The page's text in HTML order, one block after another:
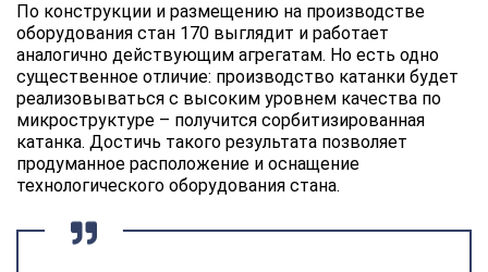
По конструкции и размещению на производстве
оборудования стан 170 выглядит и работает
аналогично действующим агрегатам. Но есть одно
существенное отличие: производство катанки будет
реализовываться с высоким уровнем качества по
микроструктуре – получится сорбитизированная
катанка. Достичь такого результата позволяет
продуманное расположение и оснащение
технологического оборудования стана.